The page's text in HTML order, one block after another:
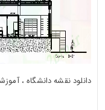
دانلود نقشه دانشگاه ،